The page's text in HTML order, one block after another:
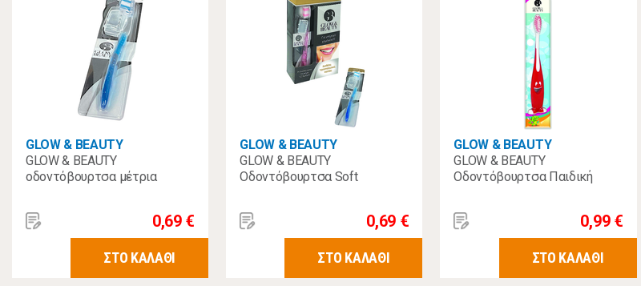
GLOW & BEAUTY
GLOW & BEAUTY
οδοντόβουρτσα μέτρια
0,69 €
ΣΤΟ ΚΑΛΑΘΙ
GLOW & BEAUTY
GLOW & BEAUTY
Οδοντόβουρτσα Soft
0,69 €
ΣΤΟ ΚΑΛΑΘΙ
GLOW & BEAUTY
GLOW & BEAUTY
Οδοντόβουρτσα Παιδική
0,99 €
ΣΤΟ ΚΑΛΑΘΙ